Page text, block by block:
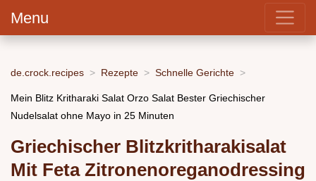
Menu
de.crock.recipes Rezepte Schnelle Gerichte
Mein Blitz Kritharaki Salat Orzo Salat Bester Griechischer
Nudelsalat ohne Mayo in 25 Minuten
Griechischer Blitzkritharakisalat
Mit Feta Zitronenoreganodressing